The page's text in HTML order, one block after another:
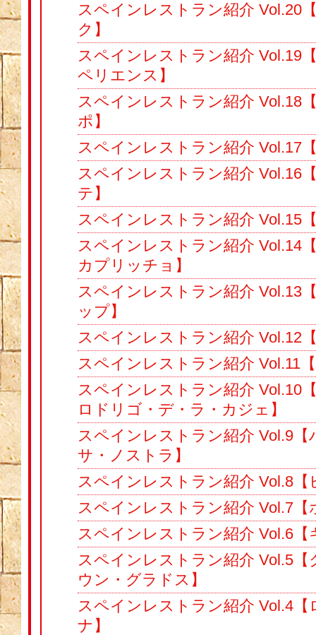
スペインレストラン紹介 Vol.20
ク】
スペインレストラン紹介 Vol.19
ペリエンス】
スペインレストラン紹介 Vol.18
ポ】
スペインレストラン紹介 Vol.17
スペインレストラン紹介 Vol.16
テ】
スペインレストラン紹介 Vol.15
スペインレストラン紹介 Vol.14
カプリッチョ】
スペインレストラン紹介 Vol.13
ップ】
スペインレストラン紹介 Vol.12
スペインレストラン紹介 Vol.11
スペインレストラン紹介 Vol.10
ロドリゴ・デ・ラ・カジェ】
スペインレストラン紹介 Vol.9【
サ・ノストラ】
スペインレストラン紹介 Vol.8【
スペインレストラン紹介 Vol.7【
スペインレストラン紹介 Vol.6
スペインレストラン紹介 Vol.5
ウン・グラドス】
スペインレストラン紹介 Vol.4
ナ】